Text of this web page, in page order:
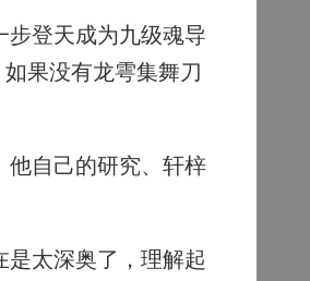
登天成为九级魂导
果没有龙雩集舞刀
自己的研究、轩梓
太深奥了，理解起